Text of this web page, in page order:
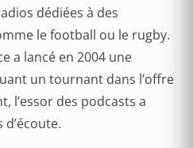
dédiées à des
le football ou le rugby.
a lancé en 2004 une
un tournant dans l’offre
l’essor des podcasts a